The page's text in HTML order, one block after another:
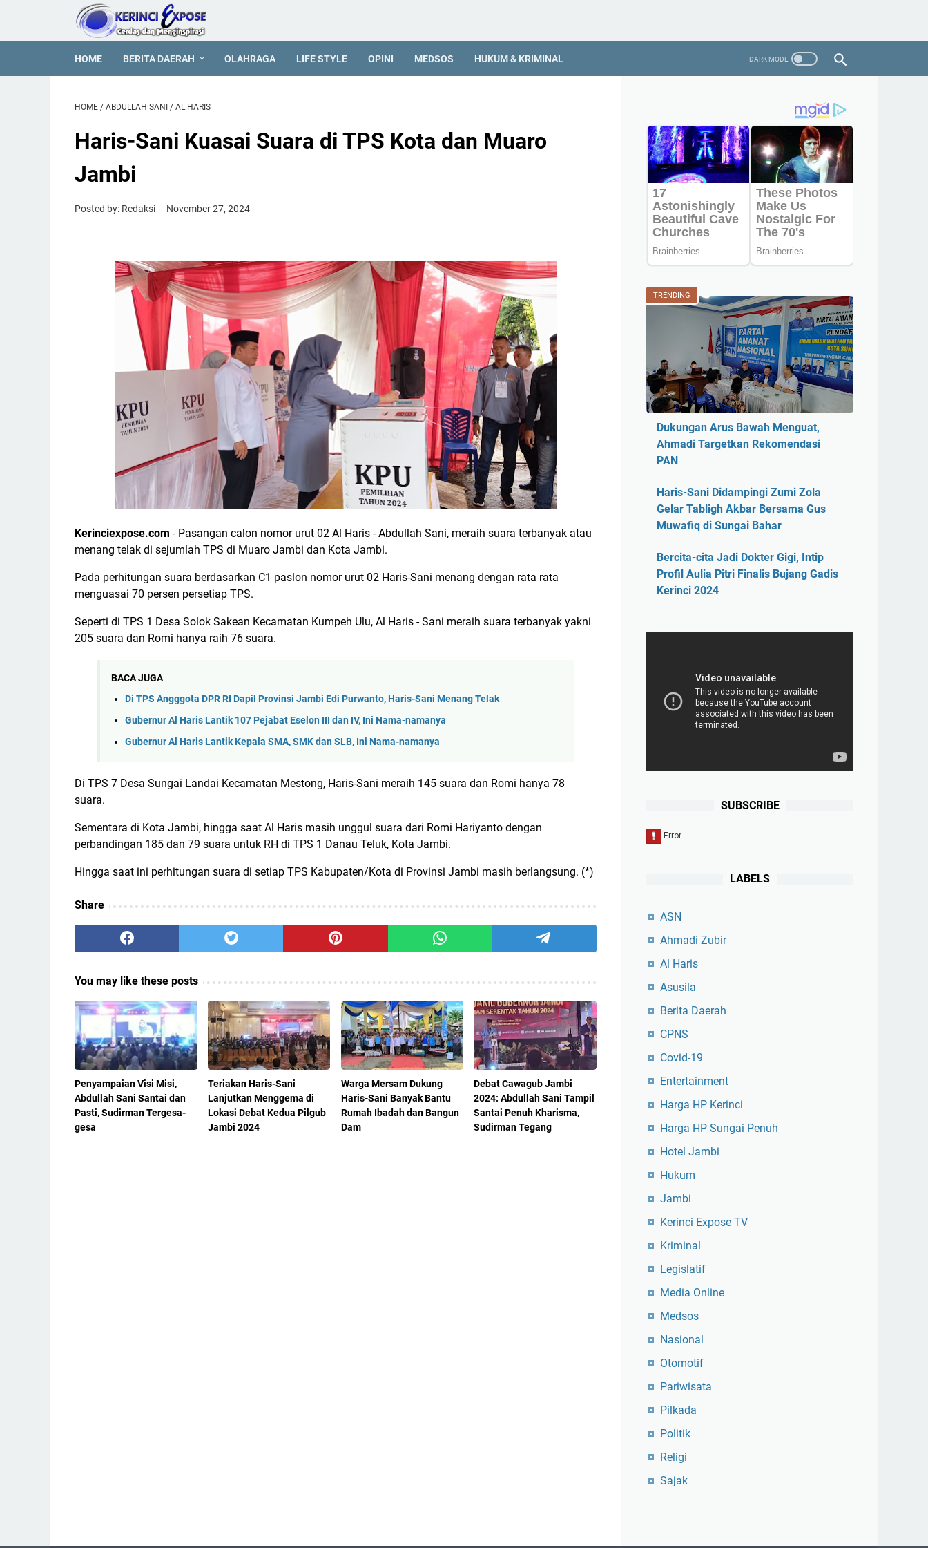
HOME BERITA DAERAH OLAHRAGA LIFE STYLE OPINI MEDSOS HUKUM & KRIMINAL
HOME / ABDULLAH SANI / AL HARIS
Haris-Sani Kuasai Suara di TPS Kota dan Muaro
Jambi
Posted by: Redaksi November 27, 2024
Kerinciexpose.com - Pasangan calon nomor urut 02 Al Haris - Abdullah Sani, meraih suara terbanyak atau
menang telak di sejumlah TPS di Muaro Jambi dan Kota Jambi.
Pada perhitungan suara berdasarkan C1 paslon nomor urut 02 Haris-Sani menang dengan rata rata
menguasai 70 persen persetiap TPS.
Seperti di TPS 1 Desa Solok Sakean Kecamatan Kumpeh Ulu, Al Haris - Sani meraih suara terbanyak yakni
205 suara dan Romi hanya raih 76 suara.
BACA JUGA
Di TPS Angggota DPR RI Dapil Provinsi Jambi Edi Purwanto, Haris-Sani Menang Telak
Gubernur Al Haris Lantik 107 Pejabat Eselon III dan IV, Ini Nama-namanya
Gubernur Al Haris Lantik Kepala SMA, SMK dan SLB, Ini Nama-namanya
Di TPS 7 Desa Sungai Landai Kecamatan Mestong, Haris-Sani meraih 145 suara dan Romi hanya 78
suara.
Sementara di Kota Jambi, hingga saat Al Haris masih unggul suara dari Romi Hariyanto dengan
perbandingan 185 dan 79 suara untuk RH di TPS 1 Danau Teluk, Kota Jambi.
Hingga saat ini perhitungan suara di setiap TPS Kabupaten/Kota di Provinsi Jambi masih berlangsung. (*)
Share
You may like these posts
Penyampaian Visi Misi,
Abdullah Sani Santai dan
Pasti, Sudirman Tergesa-
gesa
Teriakan Haris-Sani
Lanjutkan Menggema di
Lokasi Debat Kedua Pilgub
Jambi 2024
Warga Mersam Dukung
Haris-Sani Banyak Bantu
Rumah Ibadah dan Bangun
Dam
Debat Cawagub Jambi
2024: Abdullah Sani Tampil
Santai Penuh Kharisma,
Sudirman Tegang
TRENDING
Dukungan Arus Bawah Menguat,
Ahmadi Targetkan Rekomendasi
PAN
Haris-Sani Didampingi Zumi Zola
Gelar Tabligh Akbar Bersama Gus
Muwafiq di Sungai Bahar
Bercita-cita Jadi Dokter Gigi, Intip
Profil Aulia Pitri Finalis Bujang Gadis
Kerinci 2024
SUBSCRIBE
LABELS
ASN
Ahmadi Zubir
Al Haris
Asusila
Berita Daerah
CPNS
Covid-19
Entertainment
Harga HP Kerinci
Harga HP Sungai Penuh
Hotel Jambi
Hukum
Jambi
Kerinci Expose TV
Kriminal
Legislatif
Media Online
Medsos
Nasional
Otomotif
Pariwisata
Pilkada
Politik
Religi
Sajak